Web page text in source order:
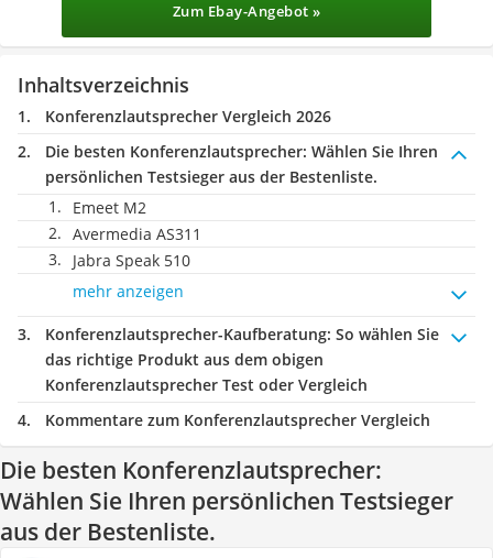
Zum Ebay-Angebot »
Inhaltsverzeichnis
Konferenzlautsprecher Vergleich 2026
Die besten Konferenzlautsprecher: Wählen Sie Ihren
persönlichen Testsieger aus der Bestenliste.
Emeet M2
Avermedia AS311
Jabra Speak 510
mehr anzeigen
Konferenzlautsprecher-Kaufberatung: So wählen Sie
das richtige Produkt aus dem obigen
Konferenzlautsprecher Test oder Vergleich
Kommentare zum Konferenzlautsprecher Vergleich
Die besten Konferenzlautsprecher:
Wählen Sie Ihren persönlichen Testsieger
aus der Bestenliste.